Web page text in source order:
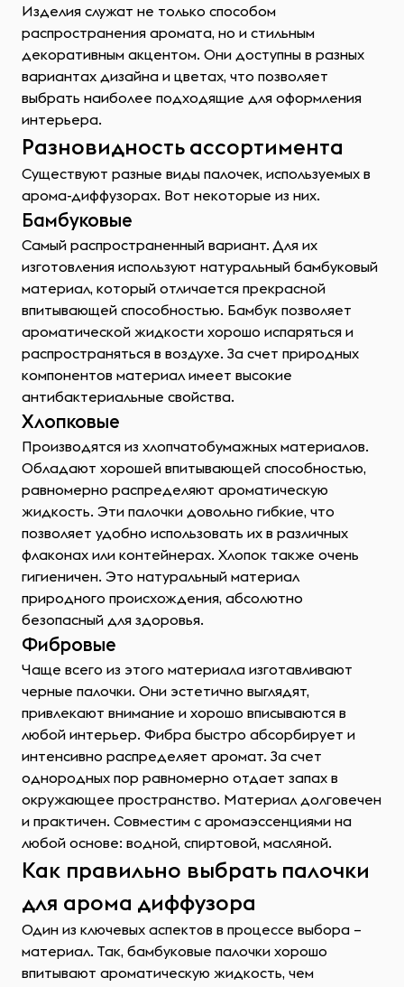
Изделия служат не только способом
распространения аромата, но и стильным
декоративным акцентом. Они доступны в разных
вариантах дизайна и цветах, что позволяет
выбрать наиболее подходящие для оформления
интерьера.
Разновидность ассортимента
Существуют разные виды палочек, используемых в
арома-диффузорах. Вот некоторые из них.
Бамбуковые
Самый распространенный вариант. Для их
изготовления используют натуральный бамбуковый
материал, который отличается прекрасной
впитывающей способностью. Бамбук позволяет
ароматической жидкости хорошо испаряться и
распространяться в воздухе. За счет природных
компонентов материал имеет высокие
антибактериальные свойства.
Хлопковые
Производятся из хлопчатобумажных материалов.
Обладают хорошей впитывающей способностью,
равномерно распределяют ароматическую
жидкость. Эти палочки довольно гибкие, что
позволяет удобно использовать их в различных
флаконах или контейнерах. Хлопок также очень
гигиеничен. Это натуральный материал
природного происхождения, абсолютно
безопасный для здоровья.
Фибровые
Чаще всего из этого материала изготавливают
черные палочки. Они эстетично выглядят,
привлекают внимание и хорошо вписываются в
любой интерьер. Фибра быстро абсорбирует и
интенсивно распределяет аромат. За счет
однородных пор равномерно отдает запах в
окружающее пространство. Материал долговечен
и практичен. Совместим с аромаэссенциями на
любой основе: водной, спиртовой, масляной.
Как правильно выбрать палочки
для арома диффузора
Один из ключевых аспектов в процессе выбора –
материал. Так, бамбуковые палочки хорошо
впитывают ароматическую жидкость, чем